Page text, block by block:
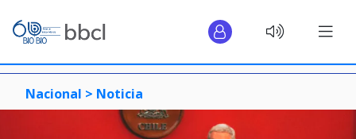
Nacional > Noticia